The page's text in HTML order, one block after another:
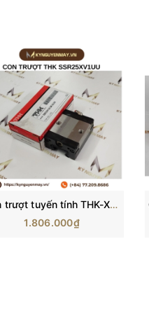
Con trượt tuyến tính THK-XV | SSR15 , SSR20, SSR25, SSR30, SSR35
1.806.000₫